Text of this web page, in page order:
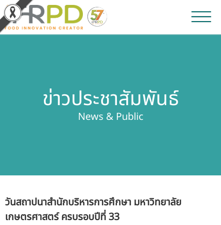
ผลิตภัณฑ์และจำหน่าย
เกี่ยวกับสถาบัน
บุคลากรสถาบัน
ข่าวประชาสัมพันธ์
News & Public
วันสถาปนาสำนักบริหารการศึกษา มหาวิทยาลัย
เกษตรศาสตร์ ครบรอบปีที่ 33